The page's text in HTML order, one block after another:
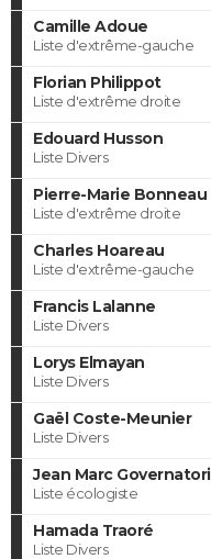
Camille Adoue
Liste d'extrême-gauche
Florian Philippot
Liste d'extrême droite
Edouard Husson
Liste Divers
Pierre-Marie Bonneau
Liste d'extrême droite
Charles Hoareau
Liste d'extrême-gauche
Francis Lalanne
Liste Divers
Lorys Elmayan
Liste Divers
Gaël Coste-Meunier
Liste Divers
Jean Marc Governatori
Liste écologiste
Hamada Traoré
Liste Divers